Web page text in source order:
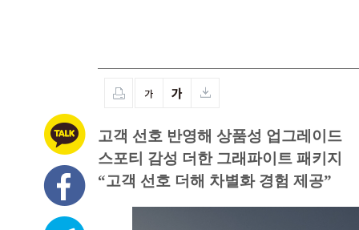
고객 선호 반영해 상품성 업그레이드
스포티 감성 더한 그래파이트 패키지
“고객 선호 더해 차별화 경험 제공”